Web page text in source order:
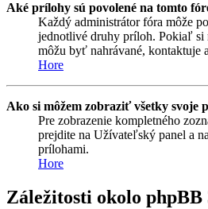
Aké prílohy sú povolené na tomto
Každý administrátor fóra môže
jednotlivé druhy príloh. Pokiaľ si
môžu byť nahrávané, kontaktuje
Hore
Ako si môžem zobraziť všetky svoje
Pre zobrazenie kompletného
prejdite na Užívateľský panel a
prílohami.
Hore
Záležitosti okolo phpBB